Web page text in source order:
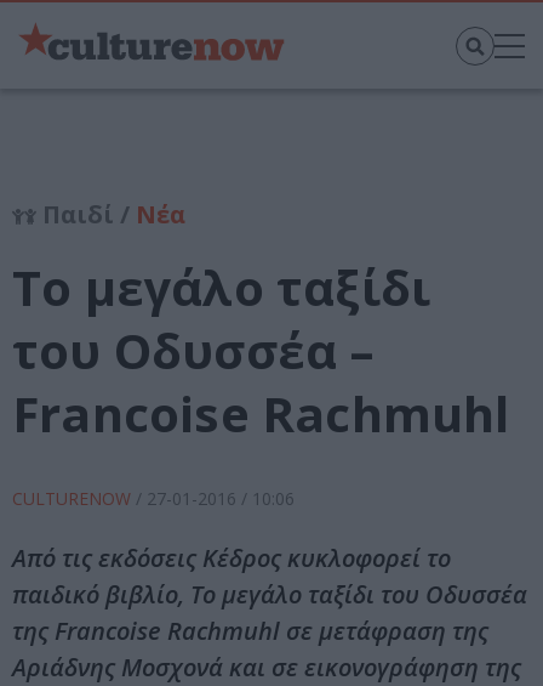
Παιδί / Νέα
Το μεγάλο ταξίδι
του Οδυσσέα –
Francoise Rachmuhl
CULTURENOW / 27-01-2016 / 10:06
Από τις εκδόσεις Κέδρος κυκλοφορεί το
παιδικό βιβλίο, Το μεγάλο ταξίδι του Οδυσσέα
της Francoise Rachmuhl σε μετάφραση της
Αριάδνης Μοσχονά και σε εικονογράφηση της